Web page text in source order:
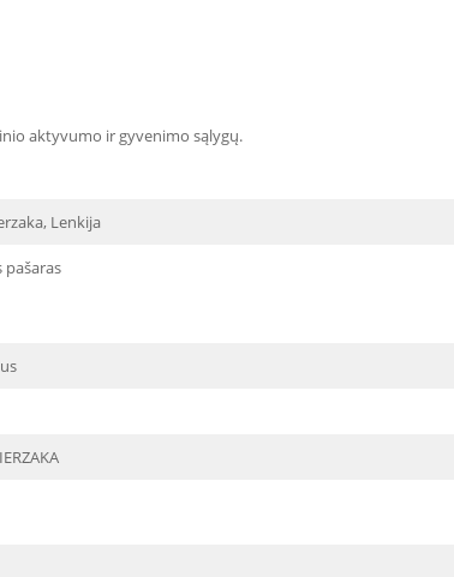
aktyvumo ir gyvenimo sąlygų.
Lenkija
pašaras